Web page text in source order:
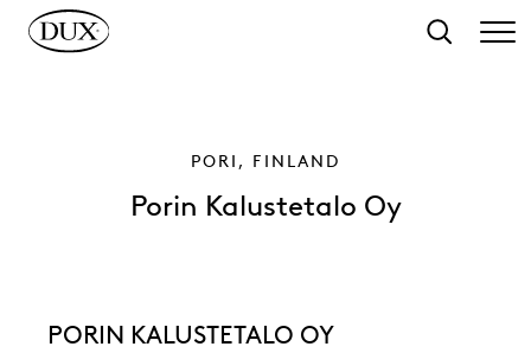
Søg
PORI, FINLAND
Porin Kalustetalo Oy
PORIN KALUSTETALO OY